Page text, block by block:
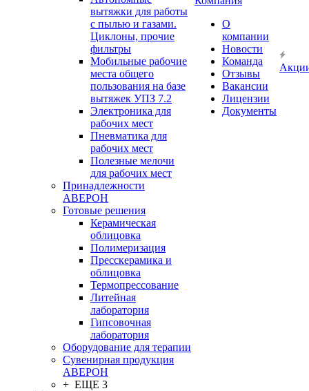
вытяжки для работы
с пылью и газами.
Циклоны, прочие
фильтры
Мобильные рабочие
места общего
пользования на базе
вытяжек УПЗ 7.2
Электроника для
рабочих мест
Пневматика для
рабочих мест
Полезные мелочи
для рабочих мест
Принадлежности
АВЕРОН
Готовые решения
Керамическая
облицовка
Полимеризация
Пресскерамика и
облицовка
Термопрессование
Литейная
лаборатория
Гипсовочная
лаборатория
Оборудование для терапии
Сувенирная продукция
АВЕРОН
+ ЕЩЕ 3
О
компании
Новости
Команда
Отзывы
Вакансии
Лицензии
Документы